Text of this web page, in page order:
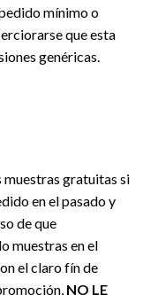
mínimo o
que esta
genéricas.
muestras gratuitas si
en el pasado y
de que
muestras en el
el claro fín de
NO LE